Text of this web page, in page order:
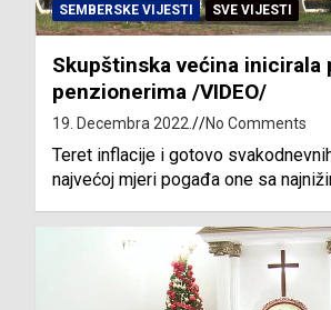
SEMBERSKE VIJESTI SVE VIJESTI
Skupštinska većina inicirala
penzionerima /VIDEO/
19. Decembra 2022. No Comments
Teret inflacije i gotovo
najvećoj mjeri pogađa one sa